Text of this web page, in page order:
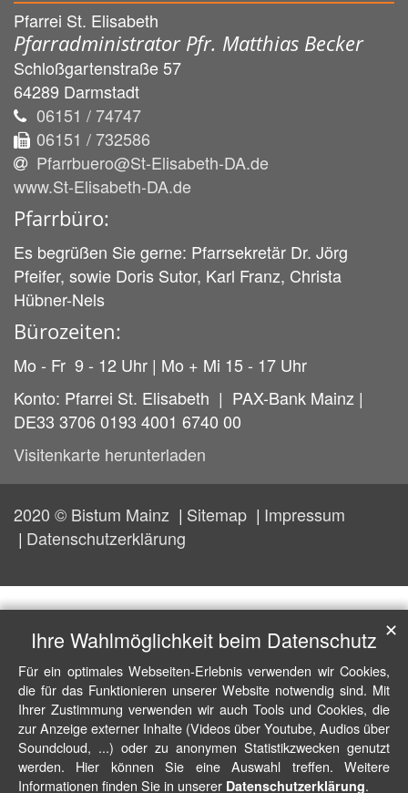
Pfarrei St. Elisabeth
Pfarradministrator Pfr. Matthias Becker
Schloßgartenstraße 57
64289 Darmstadt
06151 / 74747
06151 / 732586
Pfarrbuero@St-Elisabeth-DA.de
www.St-Elisabeth-DA.de
Pfarrbüro:
Es begrüßen Sie gerne: Pfarrsekretär Dr. Jörg
Pfeifer, sowie Doris Sutor, Karl Franz, Christa
Hübner-Nels
Bürozeiten:
Mo - Fr 9 - 12 Uhr | Mo + Mi 15 - 17 Uhr
Konto: Pfarrei St. Elisabeth | PAX-Bank Mainz |
DE33 3706 0193 4001 6740 00
Visitenkarte herunterladen
2020 © Bistum Mainz Sitemap
Impressum
Datenschutzerklärung
Ihre Wahlmöglichkeit beim Datenschutz
Für ein optimales Webseiten-Erlebnis verwenden wir Cookies,
die für das Funktionieren unserer Website notwendig sind. Mit
Ihrer Zustimmung verwenden wir auch Tools und Cookies, die
zur Anzeige externer Inhalte (Videos über Youtube, Audios über
Soundcloud, ...) oder zu anonymen Statistikzwecken genutzt
werden. Hier können Sie eine Auswahl treffen. Weitere
Informationen finden Sie in unserer Datenschutzerklärung.
✕